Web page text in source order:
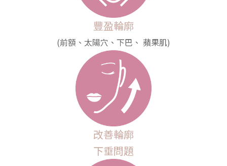
豐盈輪廓
(前額、太陽穴、下巴、 蘋果肌)
改善輪廓
下垂問題